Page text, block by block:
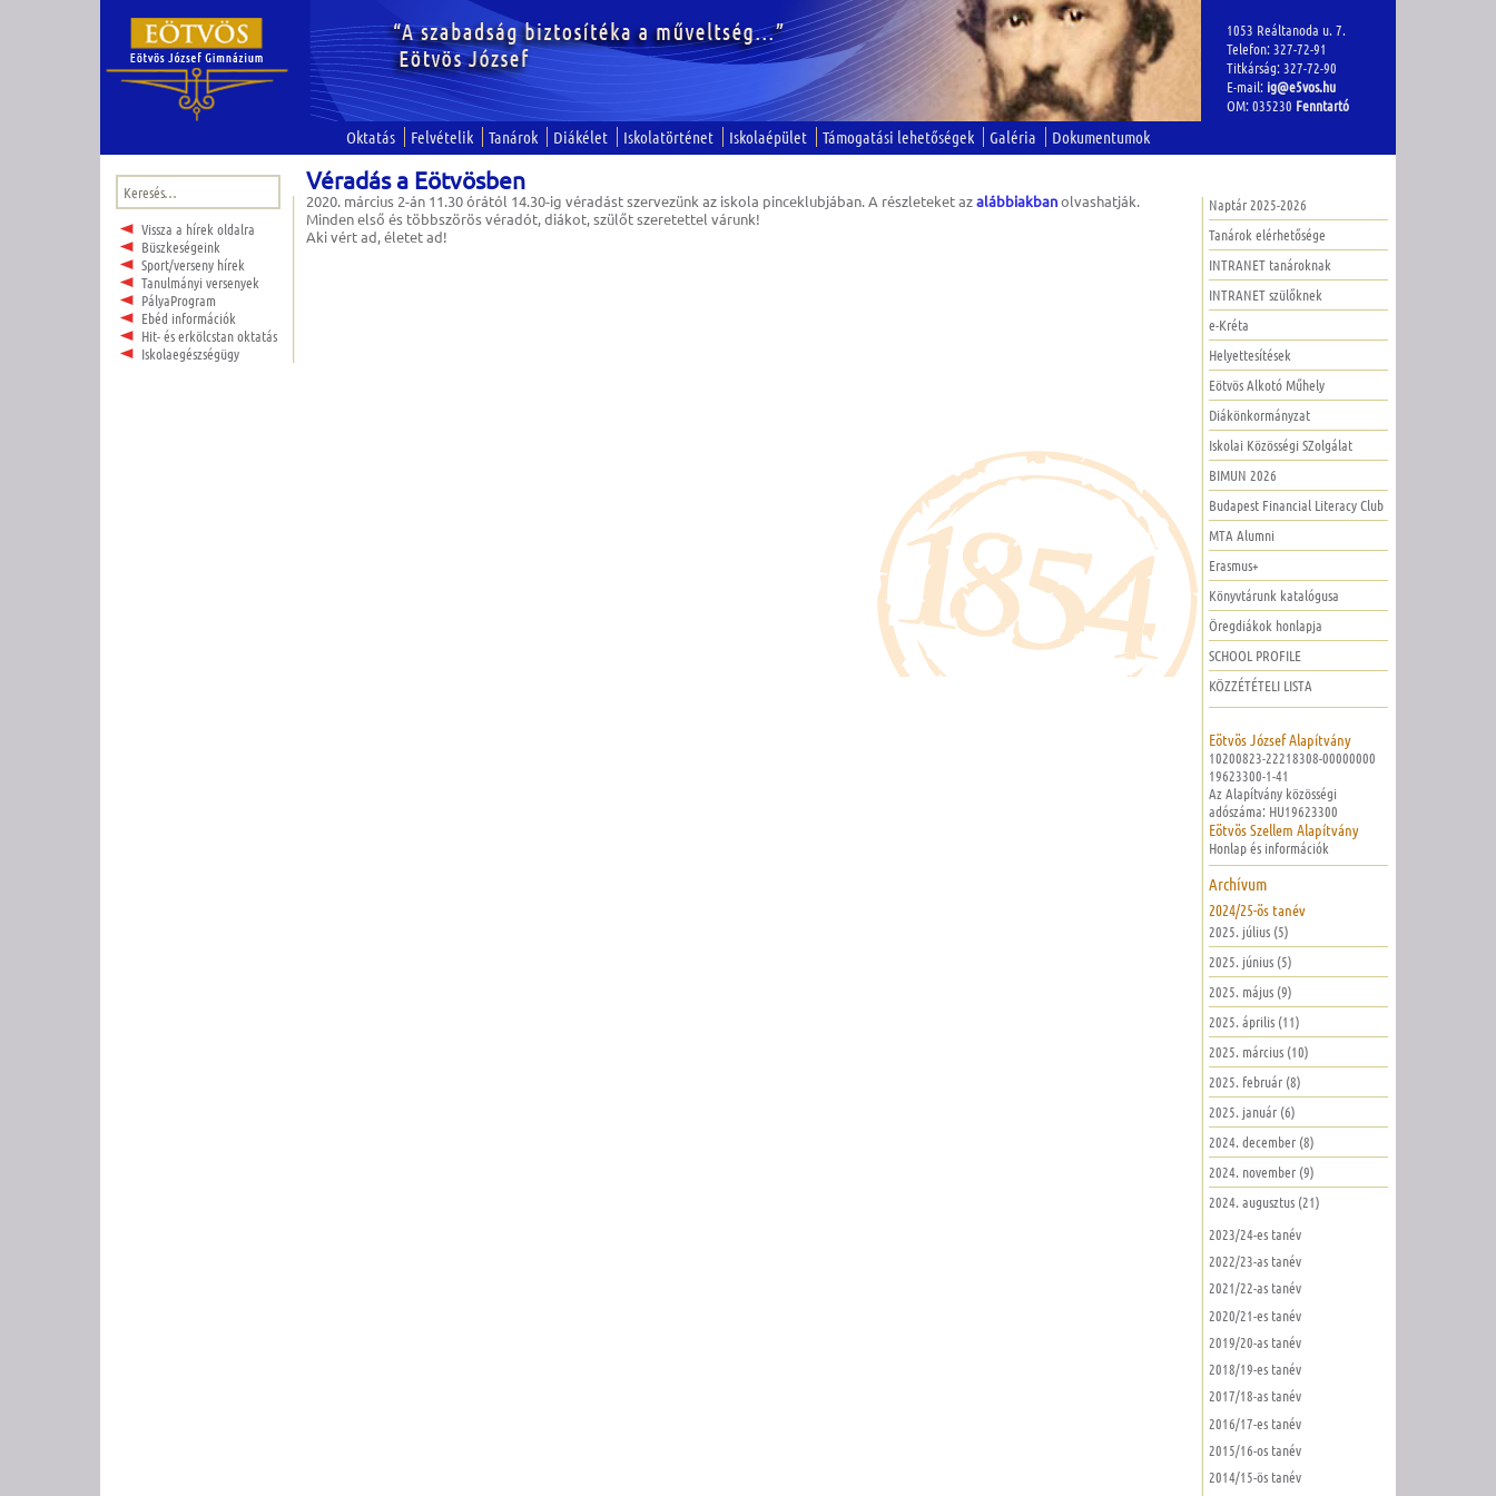
1053 Reáltanoda u. 7.
Telefon: 327-72-91
Titkárság: 327-72-90
E-mail: ig@e5vos.hu
OM: 035230 Fenntartó
Oktatás Felvételik Tanárok Diákélet Iskolatörténet Iskolaépület Támogatási lehetőségek Galéria Dokumentumok
Keresés:
Vissza a hírek oldalra
Büszkeségeink
Sport/verseny hírek
Tanulmányi versenyek
PályaProgram
Ebéd információk
Hit- és erkölcstan oktatás
Iskolaegészségügy
Véradás a Eötvösben
2020. március 2-án 11.30 órától 14.30-ig véradást szervezünk az iskola pinceklubjában. A részleteket azalábbiakbanolvashatják.
Minden első és többszörös véradót, diákot, szülőt szeretettel várunk!
Aki vért ad, életet ad!
Naptár 2025-2026
Tanárok elérhetősége
INTRANET tanároknak
INTRANET szülőknek
e-Kréta
Helyettesítések
Eötvös Alkotó Műhely
Diákönkormányzat
Iskolai Közösségi SZolgálat
BIMUN 2026
Budapest Financial Literacy Club
MTA Alumni
Erasmus+
Könyvtárunk katalógusa
Öregdiákok honlapja
SCHOOL PROFILE
KÖZZÉTÉTELI LISTA
Eötvös József Alapítvány
10200823-22218308-00000000
19623300-1-41
Az Alapítvány közösségi
adószáma: HU19623300
Eötvös Szellem Alapítvány
Honlap és információk
Archívum
2024/25-ös tanév
2025. július (5)
2025. június (5)
2025. május (9)
2025. április (11)
2025. március (10)
2025. február (8)
2025. január (6)
2024. december (8)
2024. november (9)
2024. augusztus (21)
2023/24-es tanév
2022/23-as tanév
2021/22-as tanév
2020/21-es tanév
2019/20-as tanév
2018/19-es tanév
2017/18-as tanév
2016/17-es tanév
2015/16-os tanév
2014/15-ös tanév